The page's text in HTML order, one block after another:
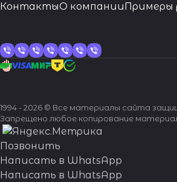
КонтактыО компании Примеры
1994 - 2026 © Все материалы сайта
Запрещено любое копирование
Позвонить
Написать в WhatsApp
Написать в WhatsApp